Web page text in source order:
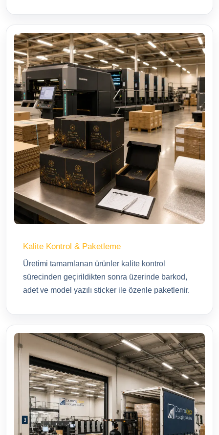
Kalite Kontrol & Paketleme
Üretimi tamamlanan ürünler kalite kontrol
sürecinden geçirildikten sonra üzerinde barkod,
adet ve model yazılı sticker ile özenle paketlenir.